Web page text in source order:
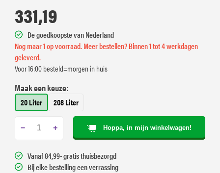
331,19
De goedkoopste van Nederland
Nog maar 1 op voorraad. Meer bestellen? Binnen 1 tot 4 werkdagen
geleverd.
Voor 16:00 besteld=morgen in huis
Maak een keuze:
20 Liter 208 Liter
− + Hoppa, in mijn winkelwagen!
Vanaf 84,99- gratis thuisbezorgd
Bij elke bestelling een verrassing